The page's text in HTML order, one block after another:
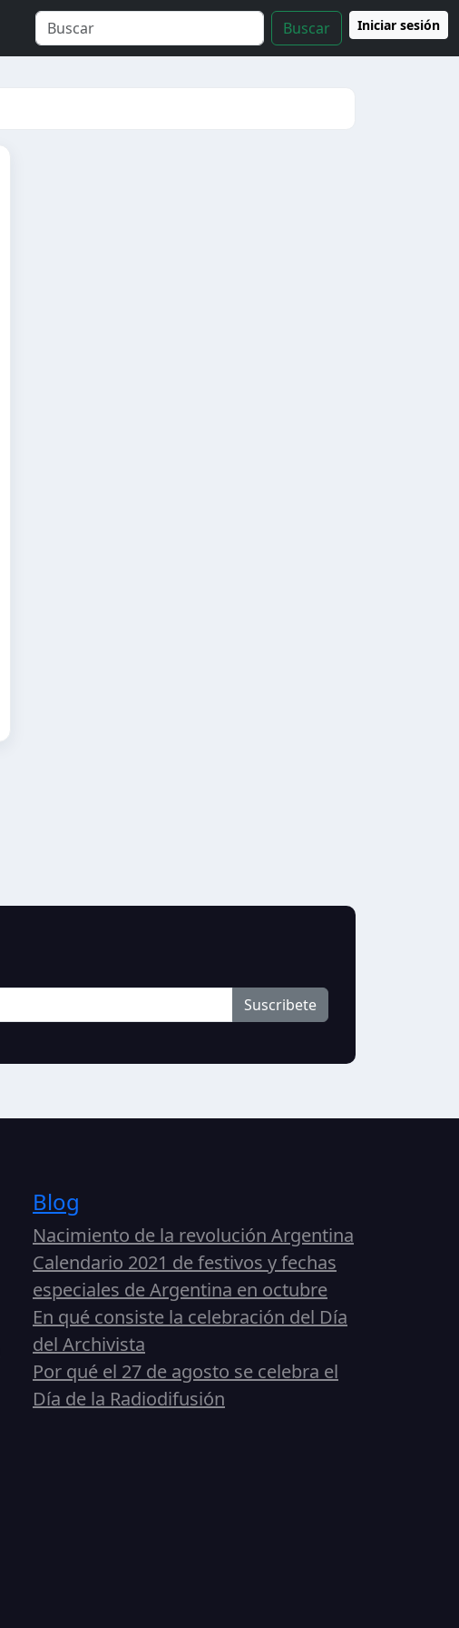
Buscar Iniciar sesión
Suscribete
Blog
Nacimiento de la revolución Argentina
Calendario 2021 de festivos y fechas
especiales de Argentina en octubre
En qué consiste la celebración del Día
del Archivista
Por qué el 27 de agosto se celebra el
Día de la Radiodifusión